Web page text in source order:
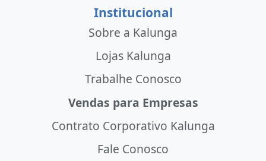
Institucional
Sobre a Kalunga
Lojas Kalunga
Trabalhe Conosco
Vendas para Empresas
Contrato Corporativo Kalunga
Fale Conosco